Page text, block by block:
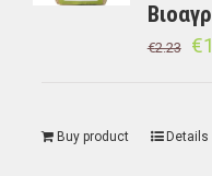
€2.23 €
Buy product Details